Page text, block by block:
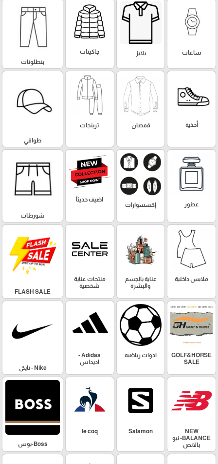
ساعات بلايز
جاكيتات
بنطلونات
أحذية قمصان ترينجات
طواقي
عطور إكسسوارات
اضيف حديثاً
شورطات
ملابس داخلية
عناية بالجسم
والبشرة
منتجات عناية
شخصية
FLASH SALE
GOLF&HORSE
SALE
ادوات رياضيه
Adidas -
اديداس
Nike - نايكي
NEW
BALANCE- نيو
بالانص
Salamon
le coq
Boss-بوس